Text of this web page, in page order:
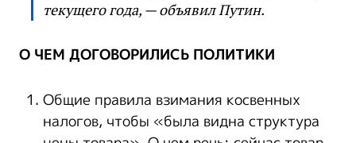
текущего года, — объявил Путин.
О ЧЕМ ДОГОВОРИЛИСЬ ПОЛИТИКИ
Общие правила взимания косвенных
налогов, чтобы «была видна структура